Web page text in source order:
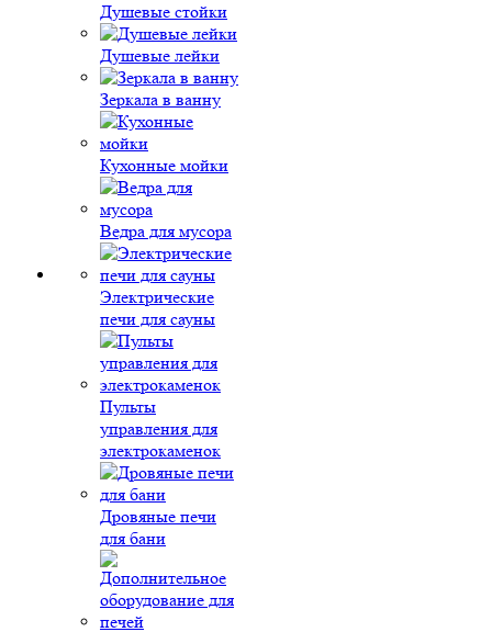
Душевые стойки
Душевые лейки
Зеркала в ванну
Кухонные мойки
Ведра для мусора
Электрические
печи для сауны
Пульты
управления для
электрокаменок
Дровяные печи
для бани